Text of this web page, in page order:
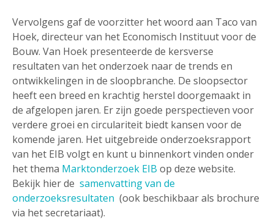
Vervolgens gaf de voorzitter het woord aan Taco van
Hoek, directeur van het Economisch Instituut voor de
Bouw. Van Hoek presenteerde de kersverse
resultaten van het onderzoek naar de trends en
ontwikkelingen in de sloopbranche. De sloopsector
heeft een breed en krachtig herstel doorgemaakt in
de afgelopen jaren. Er zijn goede perspectieven voor
verdere groei en circulariteit biedt kansen voor de
komende jaren. Het uitgebreide onderzoeksrapport
van het EIB volgt en kunt u binnenkort vinden onder
het thema Marktonderzoek EIB op deze website.
Bekijk hier de samenvatting van de
onderzoeksresultaten (ook beschikbaar als brochure
via het secretariaat).